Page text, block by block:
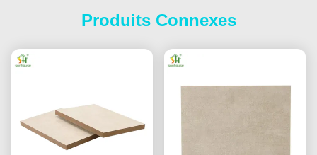
Produits Connexes